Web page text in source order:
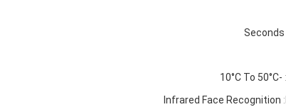
-10°C To 50°C
Infrared Face Recognition